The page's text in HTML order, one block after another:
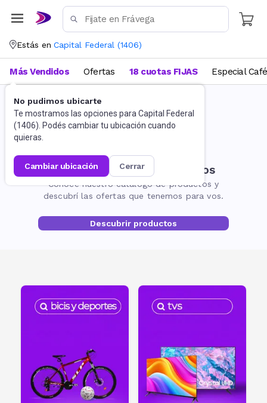
Estás en Capital Federal (1406)
No pudimos ubicarte
Te mostramos las opciones para Capital Federal
(1406). Podés cambiar tu ubicación cuando
quieras.
cambiar ubicación cerrar
Más Vendidos Ofertas 18 cuotas FIJAS Especial Café
No encontramos resultados
Conocé nuestro catálogo de productos y
descubrí las ofertas que tenemos para vos.
Descubrir productos